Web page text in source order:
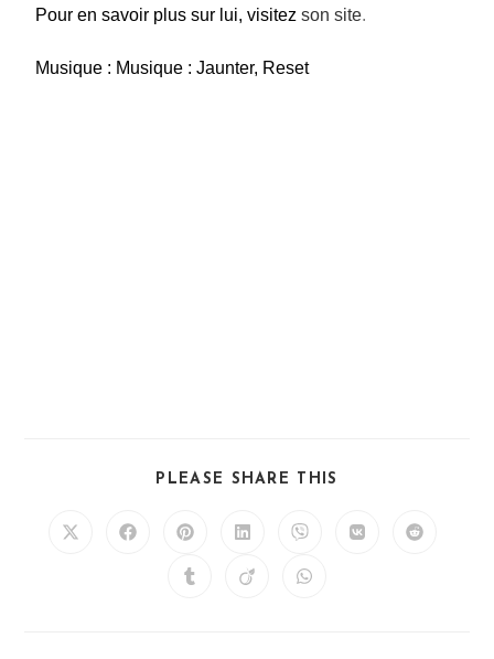
Pour en savoir plus sur lui, visitez son site.
Musique : Musique : Jaunter, Reset
PLEASE SHARE THIS